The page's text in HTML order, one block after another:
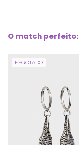
O match perfeito:
ESGOTADO